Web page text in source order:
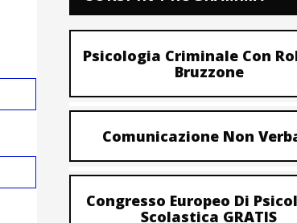
Psicologia Criminale Con
Bruzzone
Comunicazione Non
Congresso Europeo Di
Scolastica GRATIS